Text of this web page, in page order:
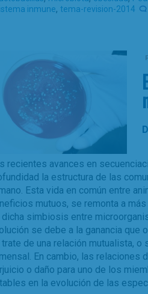
inmune, tema-revision-2014
recientes avances en
la estructura de las
Esta vida en común entre
mutuos, se remonta a
dicha simbiosis entre
se debe a la ganancia que
de una relación mutualista,
En cambio, las relaciones
o daño para uno de los
en la evolución de las